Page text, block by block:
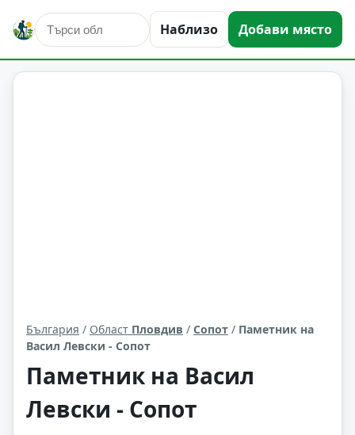
Наблизо Добави място
култура и изкуство Сопот Област: Пловдив
България / Област Пловдив / Сопот / Паметник на
Васил Левски - Сопот
Паметник на Васил
Левски - Сопот